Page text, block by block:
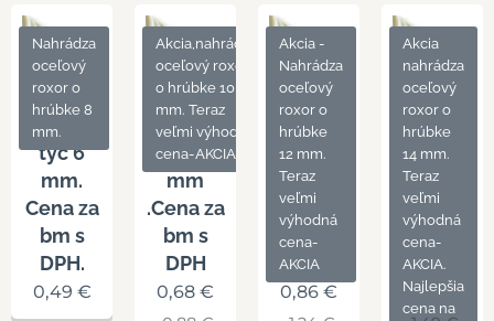
Kompozitná
tyč 6
mm.
Cena za
bm s
DPH.
Nahrádza
oceľový
roxor o
hrúbke 8
mm.
0,49 €
Kompozitná
tyč 8
mm
.Cena za
bm s
DPH
Akcia,nahrádza
oceľový roxor
o hrúbke 10
mm. Teraz
veľmi výhodná
cena-AKCIA
0,68 €
Kompozitná
tyč 10
mm.
Cena za
bm s
DPH
Akcia -
Nahrádza
oceľový
roxor o
hrúbke
12 mm.
Teraz
veľmi
výhodná
cena-
AKCIA
0,86 €
tyč 12
mm.
Cena za
bm s
DPH
Akcia
nahrádza
oceľový
roxor o
hrúbke
14 mm.
Teraz
veľmi
výhodná
cena-
AKCIA.
Najlepšia
cena na
1,22€